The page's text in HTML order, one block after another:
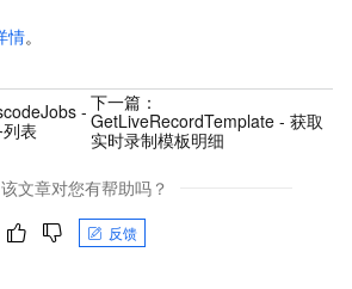
情。
-
表
下一篇：
GetLiveRecordTemplate - 获取
实时录制模板明细
该文章对您有帮助吗？
反馈